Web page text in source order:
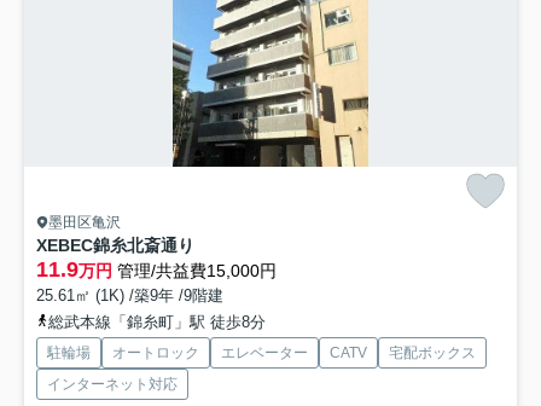
墨田区亀沢
XEBEC錦糸北斎通り
11.9万円 管理/共益費15,000円
25.61㎡ (1K) /築9年 /9階建
総武本線「錦糸町」駅 徒歩8分
駐輪場 オートロック エレベーター CATV
宅配ボックス
インターネット対応